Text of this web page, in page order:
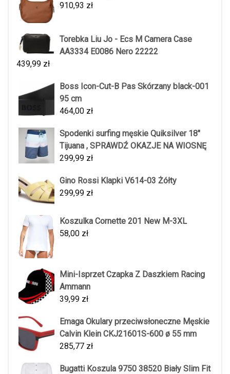
910,93 zł
Torebka Liu Jo - Ecs M Camera Case
AA3334 E0086 Nero 22222
439,99 zł
Boss Icon-Cut-B Pas Skórzany black-001
95 cm
464,00 zł
Spodenki surfing męskie Quiksilver 18"
Tijuana , SPRAWDŹ OKAZJE NA WIOSNĘ
299,99 zł
Gino Rossi Klapki V614-03 Żółty
299,99 zł
Koszulka Cornette 201 New M-3XL
58,00 zł
Mini-Isprzet Czapka Z Daszkiem Racing
Ammann
39,99 zł
Emaga Okulary przeciwsłoneczne Męskie
Calvin Klein CKJ21601S-600 ø 55 mm
285,77 zł
Bugatti Koszula 9750 38520 Biały Slim Fit